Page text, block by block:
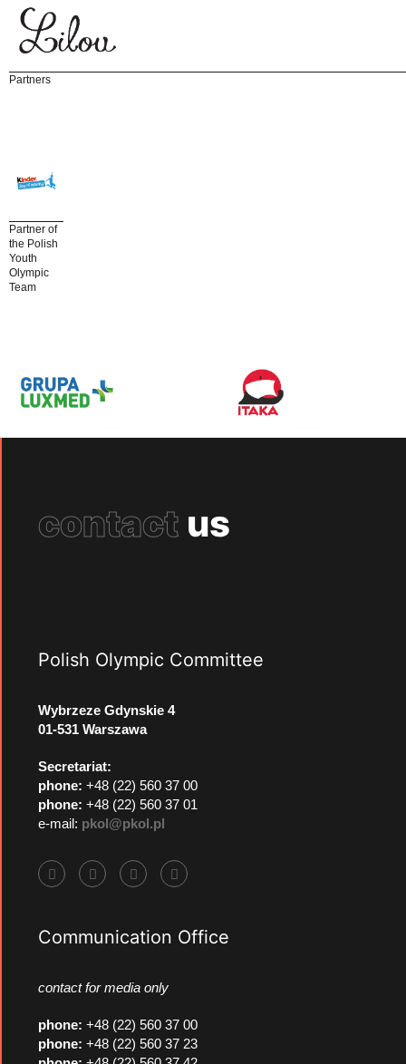
Partners
Partner of
the Polish
Youth
Olympic
Team
contact us
Polish Olympic Committee
Wybrzeze Gdynskie 4
01-531 Warszawa
Secretariat:
phone: +48 (22) 560 37 00
phone: +48 (22) 560 37 01
e-mail: pkol@pkol.pl
Communication Office
contact for media only
phone: +48 (22) 560 37 00
phone: +48 (22) 560 37 23